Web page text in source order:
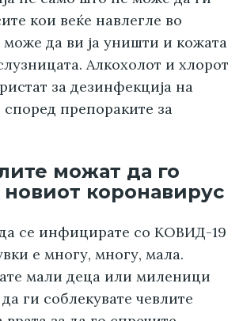
кои веќе навлегле во
може да ви ја уништи и кожата
Алкохолот и хлорот
за дезинфекција на
препораките за
можат да го
новиот коронавирус
да се инфицирате со КОВИД-19
е многу, многу, мала.
мали деца или миленици
ги соблекувате чевлите